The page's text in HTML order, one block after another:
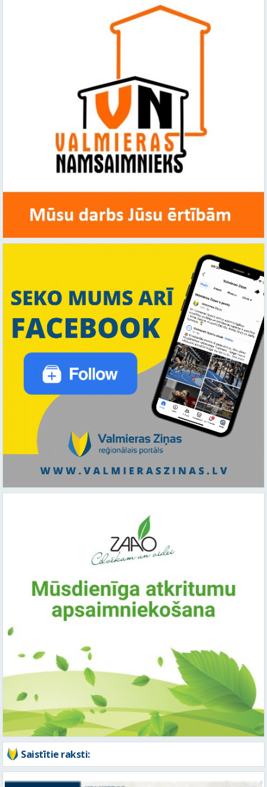
Saistītie raksti: